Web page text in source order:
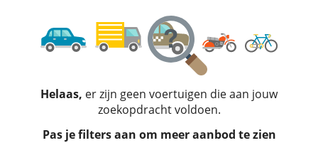
Helaas, er zijn geen voertuigen die aan jouw
zoekopdracht voldoen.
Pas je filters aan om meer aanbod te zien